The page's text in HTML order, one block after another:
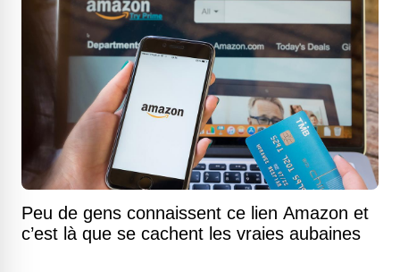
Peu de gens connaissent ce lien Amazon et
c’est là que se cachent les vraies aubaines